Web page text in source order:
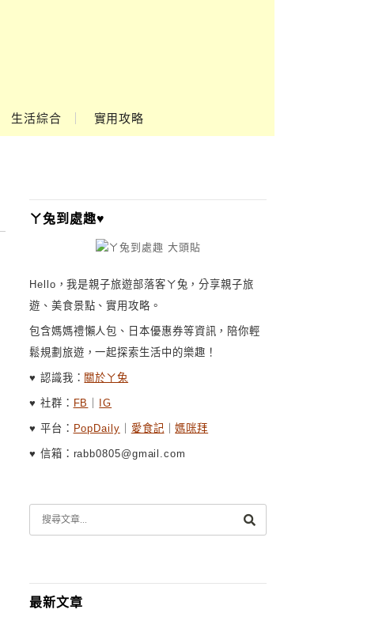
生活綜合 實用攻略
ㄚ兔到處趣♥
Hello，我是親子旅遊部落客ㄚ兔，分享親子旅
遊、美食景點、實用攻略。
包含媽媽禮懶人包、日本優惠券等資訊，陪你輕
鬆規劃旅遊，一起探索生活中的樂趣！
♥ 認識我： 關於ㄚ兔
♥ 社群： FB IG
♥ 平台： PopDaily 愛食記 ｜媽咪拜
♥ 信箱：rabb0805@gmail.com
最新文章